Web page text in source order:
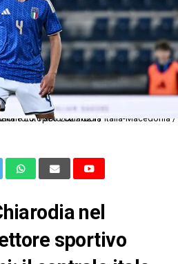
Matteo Papini/Image Sport nella foto: Fabio Chiarodia
nel
sportivo